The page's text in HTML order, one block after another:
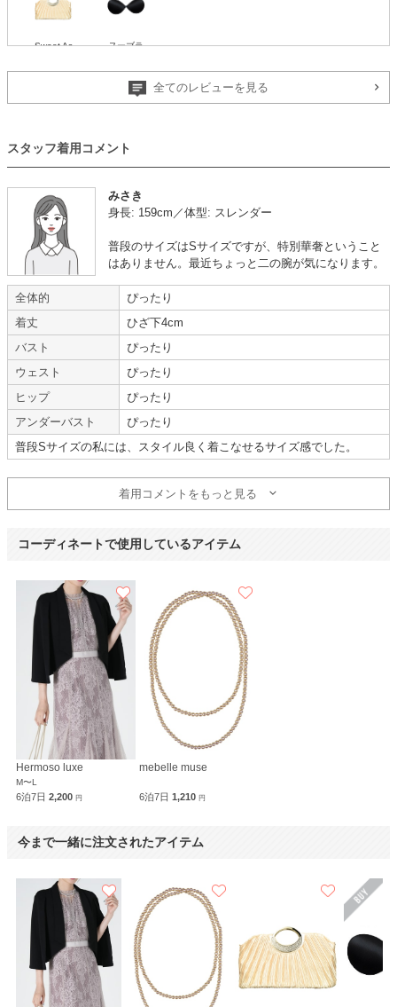
Sweet As ヌーブラ
体重 :30kg台
体型 : 華奢
使用時期 :11月
スマホで見たときより、色が暗めでした。
サイズもぴったりで、満足です。
また利用したいです。
サイトは使いやすかったです。
【一緒に注文した商品】
Karen Sweet As
身長 :
155〜159cm
標準
丈 :
ひざ丈
使用時期 :1月
使用地域 :
もう少し明るい色かなと思っていました。
サイトは見やすかったです。
【一緒に注文した商品】
mebelle muse Hermoso luxe
全てのレビューを見る
スタッフ着用コメント
みさき
身長: 159cm／体型: スレンダー
普段のサイズはSサイズですが、特別華奢ということ
はありません。最近ちょっと二の腕が気になります。
全体的
ぴったり
着丈
ひざ下4cm
バスト
ぴったり
ウェスト
ぴったり
ヒップ
ぴったり
アンダーバスト
ぴったり
普段Sサイズの私には、スタイル良く着こなせるサイズ感でした。
着用コメントをもっと見る
コーディネートで使用しているアイテム
Hermoso luxe
M〜L
6泊7日 2,200 円
mebelle muse
6泊7日 1,210 円
今まで一緒に注文されたアイテム